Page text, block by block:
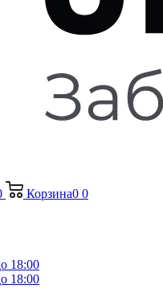
Корзина0 0
18:00
18:00